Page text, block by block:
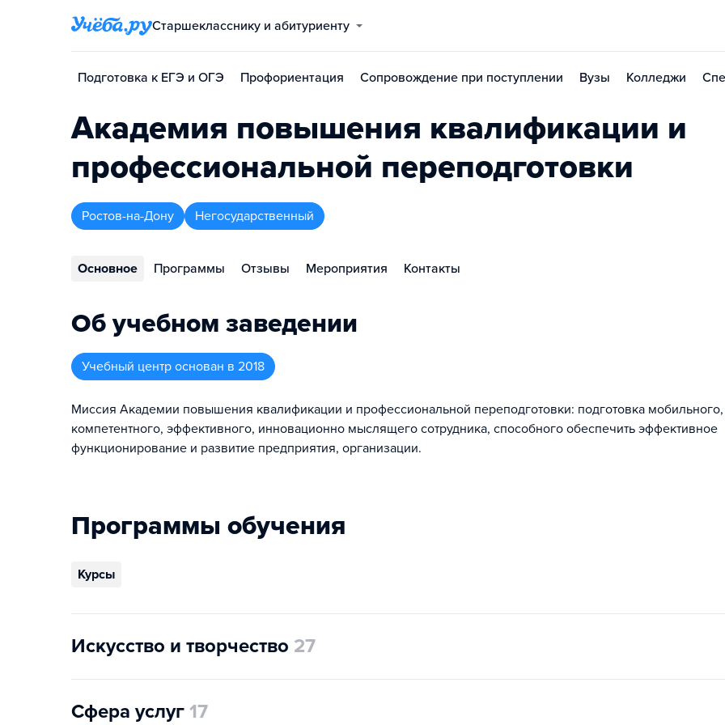
Старшекласснику и абитуриенту
Подготовка к ЕГЭ и ОГЭ Профориентация Сопровождение при поступлении Вузы Колледжи
Академия повышения квалификации и
профессиональной переподготовки
Ростов-на-Дону Негосударственный
Основное Программы Отзывы Мероприятия Контакты
Об учебном заведении
Учебный центр основан в 2018
Миссия Академии повышения квалификации и профессиональной переподготовки: подготовка мобильного,
компетентного, эффективного, инновационно мыслящего сотрудника, способного обеспечить эффективное
функционирование и развитие предприятия, организации.
Программы обучения
Курсы
Искусство и творчество 27
Сфера услуг 17